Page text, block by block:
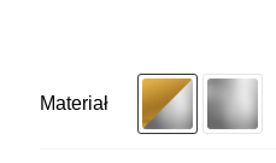
Materiał